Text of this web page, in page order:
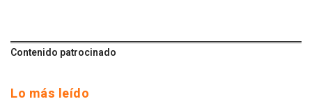
Contenido patrocinado
Lo más leído